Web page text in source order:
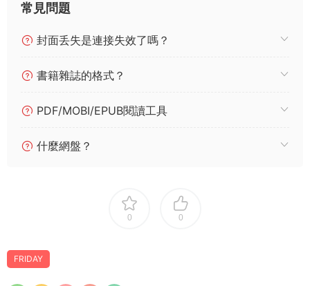
常見問題
封面丢失是連接失效了嗎？
書籍雜誌的格式？
PDF/MOBI/EPUB閱讀工具
什麼網盤？
0 0
FRIDAY